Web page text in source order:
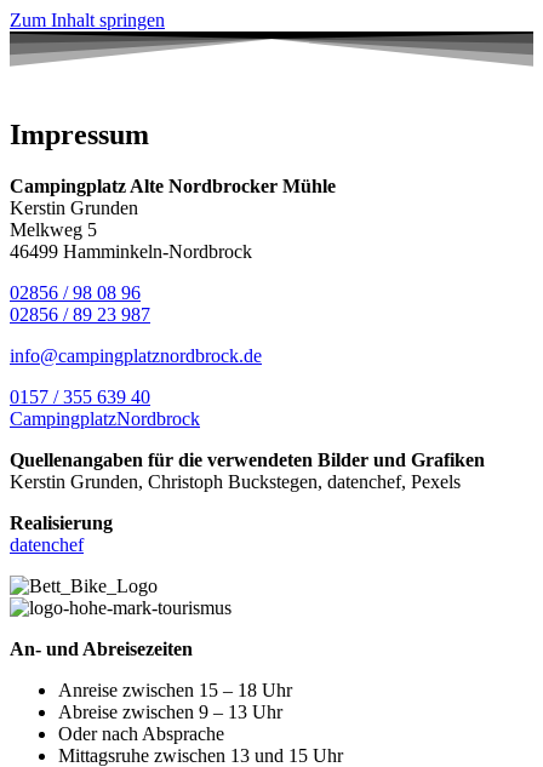
Zum Inhalt springen
Impressum
Campingplatz Alte Nordbrocker Mühle
Kerstin Grunden
Melkweg 5
46499 Hamminkeln-Nordbrock
02856 / 98 08 96
02856 / 89 23 987
info@campingplatznordbrock.de
0157 / 355 639 40
CampingplatzNordbrock
Quellenangaben für die verwendeten Bilder und Grafiken
Kerstin Grunden, Christoph Buckstegen, datenchef, Pexels
Realisierung
datenchef
An- und Abreisezeiten
Anreise zwischen 15 – 18 Uhr​
Abreise zwischen 9 – 13 Uhr​
Oder nach Absprache
Mittagsruhe zwischen 13 und 15 Uhr